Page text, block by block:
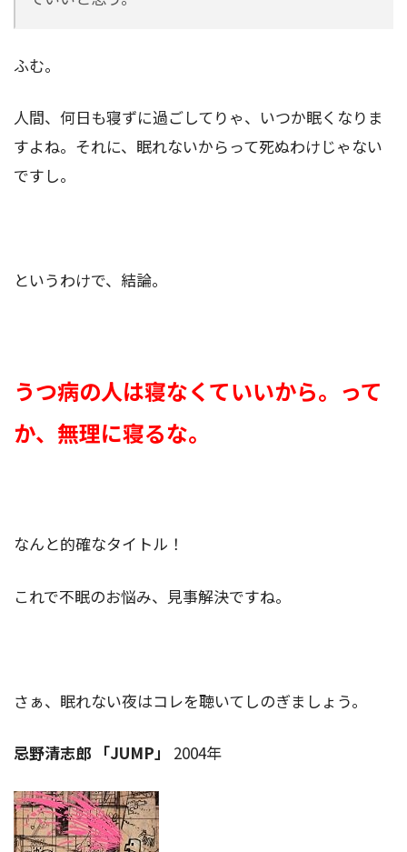
ふむ。
人間、何日も寝ずに過ごしてりゃ、いつか眠くなりま
すよね。それに、眠れないからって死ぬわけじゃない
ですし。
というわけで、結論。
うつ病の人は寝なくていいから。って
か、無理に寝るな。
なんと的確なタイトル！
これで不眠のお悩み、見事解決ですね。
さぁ、眠れない夜はコレを聴いてしのぎましょう。
忌野清志郎 「JUMP」 2004年